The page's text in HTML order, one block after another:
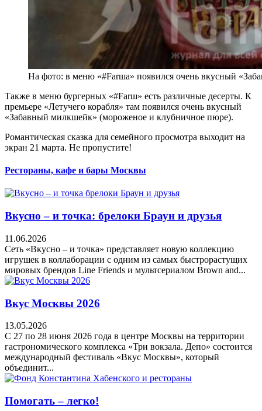
На фото: в меню «#Farша» появился очень вкусный
Также в меню бургерных «#Farш» есть различные десерты. К
премьере «Летучего корабля» там появился очень вкусный
«Забавный милкшейк» (мороженое и клубничное пюре).
Романтическая сказка для семейного просмотра выходит на
экран 21 марта. Не пропустите!
Рестораны, кафе и бары Москвы
Вкусно – и точка: брелоки Браун и друзья
11.06.2026
Сеть «Вкусно – и точка» представляет новую коллекцию
игрушек в коллаборации с одним из самых быстрорастущих
мировых брендов Line Friends и мультсериалом Brown and...
Вкус Москвы 2026
13.05.2026
С 27 по 28 июня 2026 года в центре Москвы на территории
гастрономического комплекса «Три вокзала. Депо» состоится
международный фестиваль «Вкус Москвы», который
объединит...
Помогать – легко!